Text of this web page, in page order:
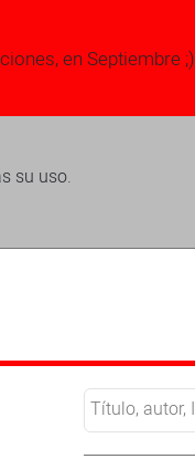
en Septiembre ;)
su uso.